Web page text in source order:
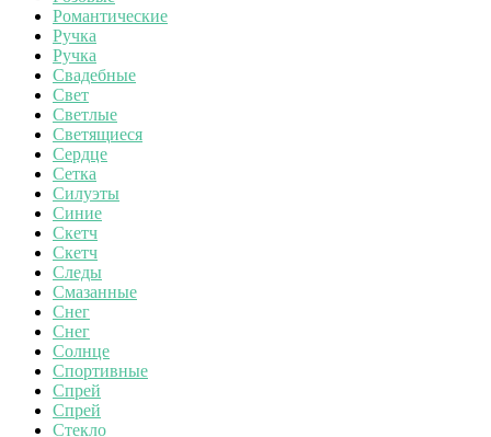
Романтические
Ручка
Ручка
Свадебные
Свет
Светлые
Светящиеся
Сердце
Сетка
Силуэты
Синие
Скетч
Скетч
Следы
Смазанные
Снег
Снег
Солнце
Спортивные
Спрей
Спрей
Стекло